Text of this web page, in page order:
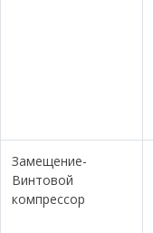
Замещение-
Винтовой
компрессор